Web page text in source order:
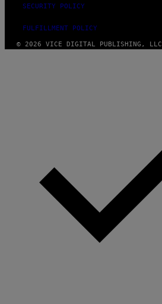
SECURITY POLICY
FULFILLMENT POLICY
© 2026 VICE DIGITAL PUBLISHING, LLC